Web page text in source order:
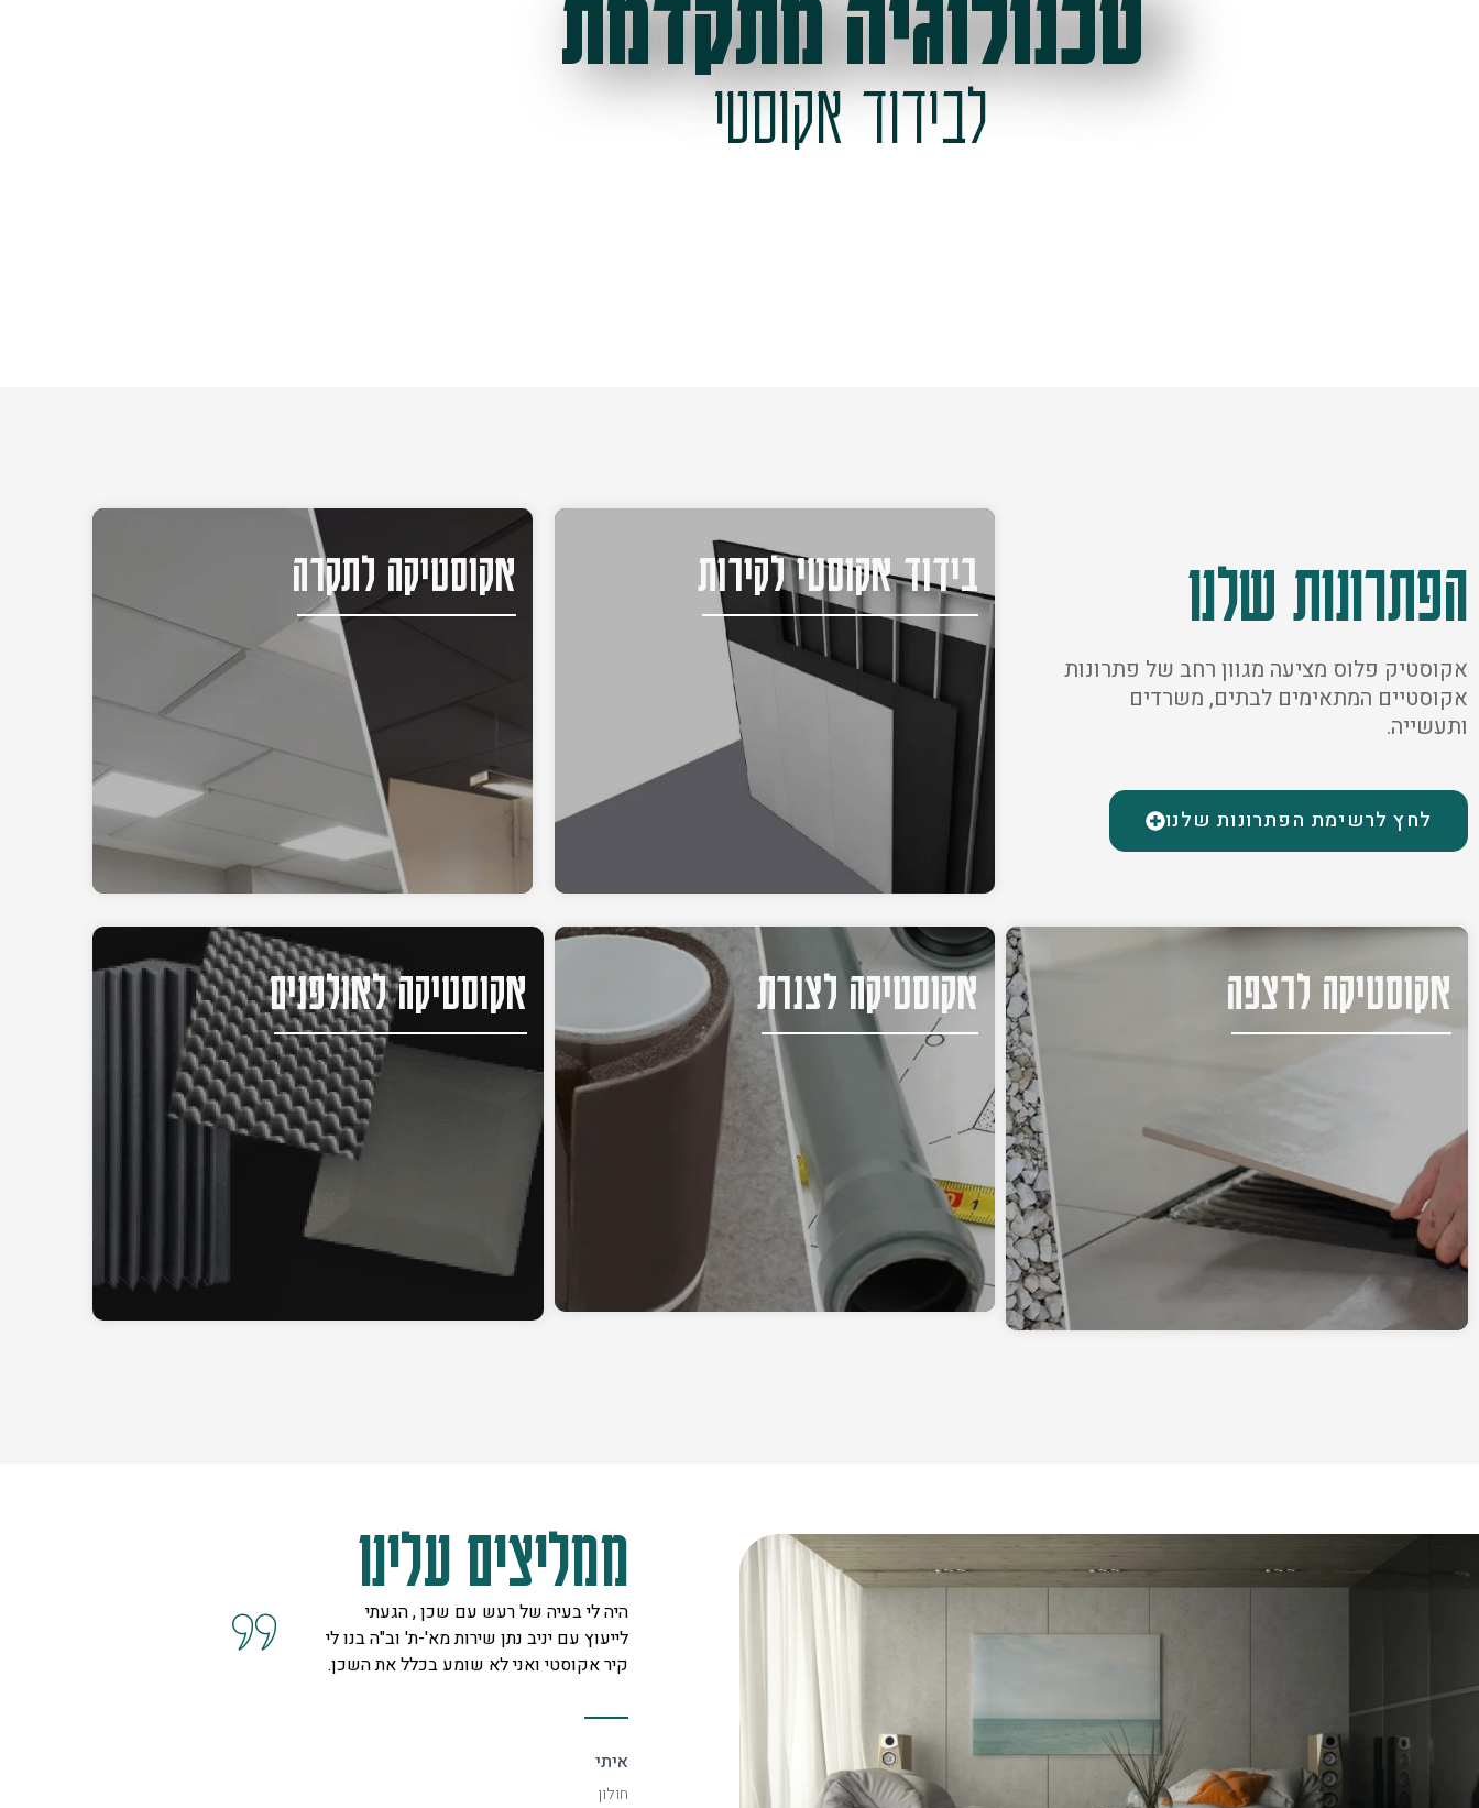
טכנולוגיה מתקדמת
לבידוד אקוסטי
הפתרונות שלנו
אקוסטיק פלוס מציעה מגוון רחב של פתרונות
אקוסטיים המתאימים לבתים, משרדים
ותעשייה.
לחץ לרשימת הפתרונות שלנו
בידוד אקוסטי לקירות אקוסטיקה לתקרה
אקוסטיקה לרצפה אקוסטיקה לצנרת אקוסטיקה לאולפנים
ממליצים עלינו
מקום של מקצוענים על לב טוב ורצון אדיר
לתת מענה לכל לקוח. אצלם מצאתי את
דב
היה לי בעיה של רעש עם שכן , הגעתי
לייעוץ עם יניב נתן שירות מא'-ת' וב"ה בנו לי
קיר אקוסטי ואני לא שומע בכלל את השכן.
איתי
חולון